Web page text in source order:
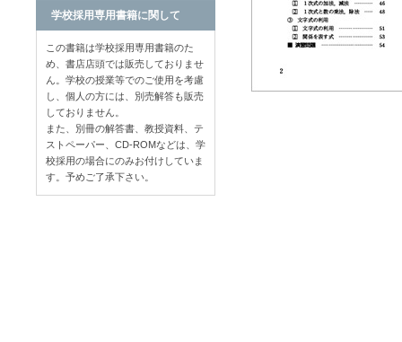
学校採用専用書籍に関して
この書籍は学校採用専用書籍のた
め、書店店頭では販売しておりませ
ん。学校の授業等でのご使用を考慮
し、個人の方には、別売解答も販売
しておりません。
また、別冊の解答書、教授資料、テ
ストペーパー、CD-ROMなどは、学
校採用の場合にのみお付けしていま
す。予めご了承下さい。